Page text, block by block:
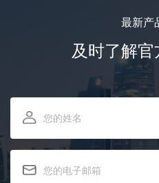
最新产
及时了解